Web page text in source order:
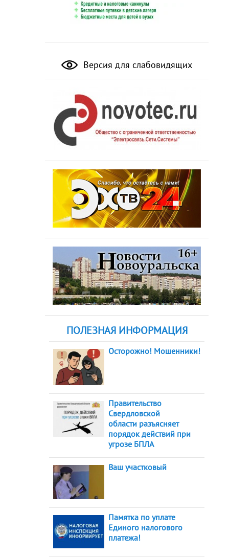
Версия для слабовидящих
ПОЛЕЗНАЯ ИНФОРМАЦИЯ
Осторожно! Мошенники!
Правительство
Свердловской
области разъясняет
порядок действий при
угрозе БПЛА
Ваш участковый
Памятка по уплате
Единого налогового
платежа!